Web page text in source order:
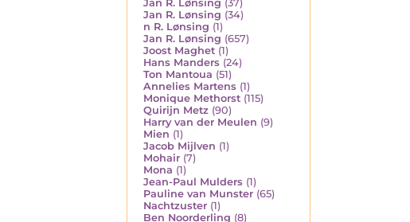
Jan R. Lønsing (37)
Jan R. Lønsing (34)
n R. Lønsing (1)
Jan R. Lønsing (657)
Joost Maghet (1)
Hans Manders (24)
Ton Mantoua (51)
Annelies Martens (1)
Monique Methorst (115)
Quirijn Metz (90)
Harry van der Meulen (9)
Mien (1)
Jacob Mijlven (1)
Mohair (7)
Mona (1)
Jean-Paul Mulders (1)
Pauline van Munster (65)
Nachtzuster (1)
Ben Noorderling (8)